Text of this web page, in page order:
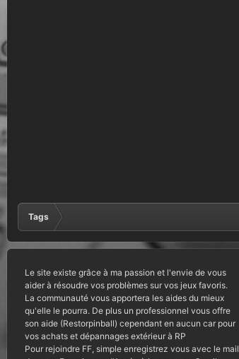
Tags
Le site existe grâce à ma passion et l'envie de vous
aider à résoudre vos problèmes sur vos jeux favoris.
La communauté vous apportera les aides du mieux
qu'elle le pourra. De plus un professionnel vous offre
son aide (Restorpinball) cependant en aucun car pour
vos achats et dépannages extérieur à RP
Pour rejoindre FF, simple enregistrez vous avec le mail